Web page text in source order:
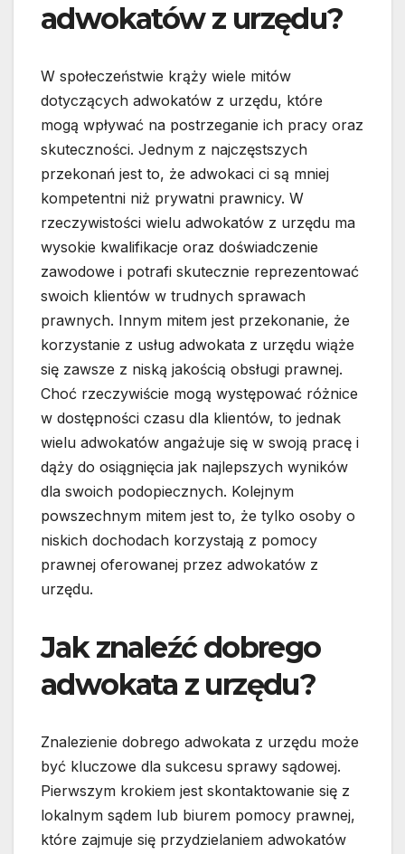
adwokatów z urzędu?
W społeczeństwie krąży wiele mitów
dotyczących adwokatów z urzędu, które
mogą wpływać na postrzeganie ich pracy oraz
skuteczności. Jednym z najczęstszych
przekonań jest to, że adwokaci ci są mniej
kompetentni niż prywatni prawnicy. W
rzeczywistości wielu adwokatów z urzędu ma
wysokie kwalifikacje oraz doświadczenie
zawodowe i potrafi skutecznie reprezentować
swoich klientów w trudnych sprawach
prawnych. Innym mitem jest przekonanie, że
korzystanie z usług adwokata z urzędu wiąże
się zawsze z niską jakością obsługi prawnej.
Choć rzeczywiście mogą występować różnice
w dostępności czasu dla klientów, to jednak
wielu adwokatów angażuje się w swoją pracę i
dąży do osiągnięcia jak najlepszych wyników
dla swoich podopiecznych. Kolejnym
powszechnym mitem jest to, że tylko osoby o
niskich dochodach korzystają z pomocy
prawnej oferowanej przez adwokatów z
urzędu.
Jak znaleźć dobrego
adwokata z urzędu?
Znalezienie dobrego adwokata z urzędu może
być kluczowe dla sukcesu sprawy sądowej.
Pierwszym krokiem jest skontaktowanie się z
lokalnym sądem lub biurem pomocy prawnej,
które zajmuje się przydzielaniem adwokatów